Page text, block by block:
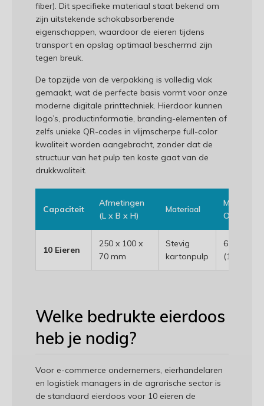
fiber). Dit specifieke materiaal staat bekend om
zijn uitstekende schokabsorberende
eigenschappen, waardoor de eieren tijdens
transport en opslag optimaal beschermd zijn
tegen breuk.
De topzijde van de verpakking is volledig vlak
gemaakt, wat de perfecte basis vormt voor onze
moderne digitale printtechniek. Hierdoor kunnen
logo’s, productinformatie, branding-elementen of
zelfs unieke QR-codes in vlijmscherpe full-color
kwaliteit worden aangebracht, zonder dat de
structuur van het pulp ten koste gaat van de
drukkwaliteit.
Capaciteit
Afmetingen
(L x B x H)
Materiaal
Min.
Oplage
10 Eieren
250 x 100 x
70 mm
Stevig
kartonpulp
65 stuks
(1 pak)
Welke bedrukte eierdoos
heb je nodig?
Voor e-commerce ondernemers, eierhandelaren
en logistiek managers in de agrarische sector is
de standaard eierdoos voor 10 eieren de